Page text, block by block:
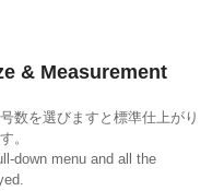
& Measurement
数を選びますと標準仕上がり
。
down menu and all the